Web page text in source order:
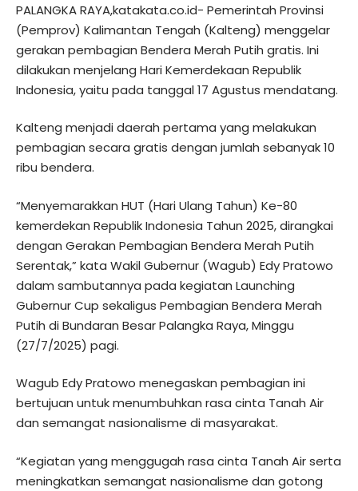
PALANGKA RAYA,katakata.co.id- Pemerintah Provinsi
(Pemprov) Kalimantan Tengah (Kalteng) menggelar
gerakan pembagian Bendera Merah Putih gratis. Ini
dilakukan menjelang Hari Kemerdekaan Republik
Indonesia, yaitu pada tanggal 17 Agustus mendatang.
Kalteng menjadi daerah pertama yang melakukan
pembagian secara gratis dengan jumlah sebanyak 10
ribu bendera.
“Menyemarakkan HUT (Hari Ulang Tahun) Ke-80
kemerdekan Republik Indonesia Tahun 2025, dirangkai
dengan Gerakan Pembagian Bendera Merah Putih
Serentak,” kata Wakil Gubernur (Wagub) Edy Pratowo
dalam sambutannya pada kegiatan Launching
Gubernur Cup sekaligus Pembagian Bendera Merah
Putih di Bundaran Besar Palangka Raya, Minggu
(27/7/2025) pagi.
Wagub Edy Pratowo menegaskan pembagian ini
bertujuan untuk menumbuhkan rasa cinta Tanah Air
dan semangat nasionalisme di masyarakat.
“Kegiatan yang menggugah rasa cinta Tanah Air serta
meningkatkan semangat nasionalisme dan gotong